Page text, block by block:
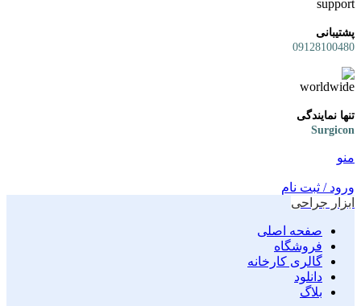
پشتیبانی
09128100480
تنها نمایندگی
Surgicon
منو
ورود / ثبت نام
ابزار جراحی
صفحه اصلی
فروشگاه
گالری کارخانه
دانلود
بلاگ